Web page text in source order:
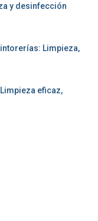
y desinfección
Limpieza,
eficaz,